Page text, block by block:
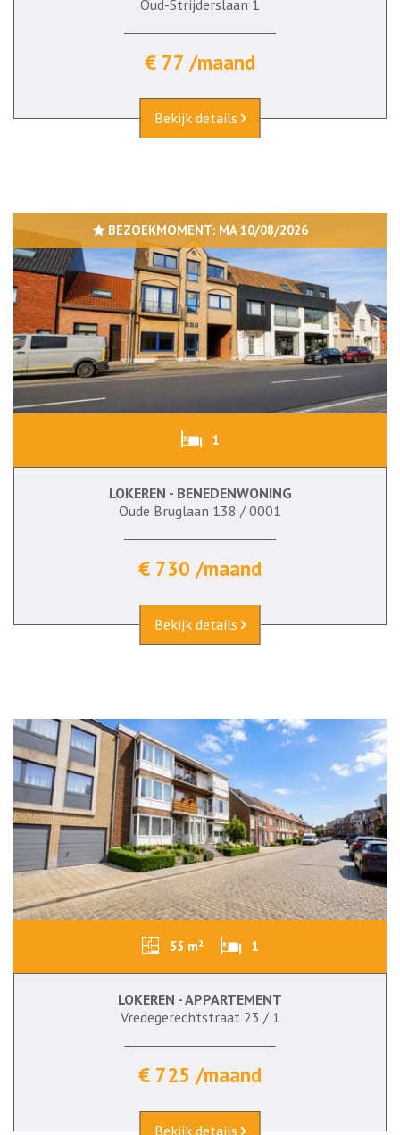
Oud-Strijderslaan 1
€ 77 /maand
Bekijk details
BEZOEKMOMENT:MA 10/08/2026
1
LOKEREN - BENEDENWONING
Oude Bruglaan 138 / 0001
€ 730 /maand
Bekijk details
55 m² 1
LOKEREN - APPARTEMENT
Vredegerechtstraat 23 / 1
€ 725 /maand
Bekijk details